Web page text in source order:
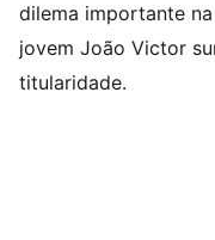
dilema importante
jovem João Victor
titularidade.